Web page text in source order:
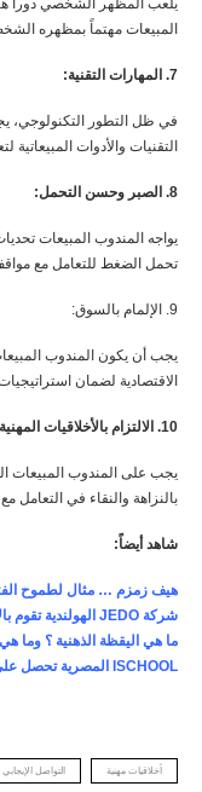
يلعب المظهر الشخصي دوراً
المبيعات مهتماً بمظهره
7. المهارات التقنية:
في ظل التطور التكنولوجي،
التقنيات والأدوات
8. الصبر وحسن التحمل:
يواجه المندوب المبيعات
تحمل الضغط للتعامل مع
9. الإلمام بالسوق:
يجب أن يكون المندوب
الاقتصادية لضمان
10. الالتزام بالأخلاقيات المهنية:
يجب على المندوب المبيعات
بالنزاهة والنقاء في التعامل مع
شاهد أيضاً:
هيف زمزم … مثال لطموح
شركة
الهولندية تقوم
ما هي اليقظة الذهنية ؟ وما هي
ISCHOOL
المصرية تحصل على تمويل
أخلاقيات مهنية التواصل الإيجابي